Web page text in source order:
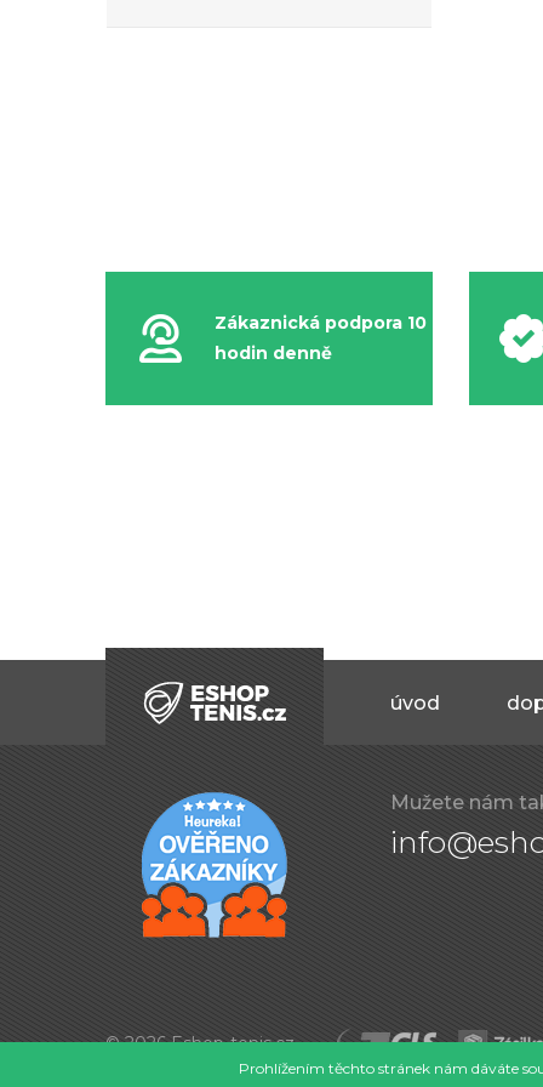
48.5
49
Zákaznická podpora 10
hodin denně
úvod
Mužete nám
© 2026 Eshop-tenis.cz
Prohlížením těchto stránek nám dáváte